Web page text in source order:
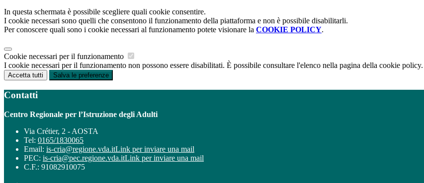
In questa schermata è possibile scegliere quali cookie consentire.
I cookie necessari sono quelli che consentono il funzionamento della piattaforma e non è possibile disabilitarli.
Per conoscere quali sono i cookie necessari al funzionamento potete visionare la COOKIE POLICY.
Cookie necessari per il funzionamento
I cookie necessari per il funzionamento non possono essere disabilitati. È possibile consultare l'elenco nella pagina della cookie policy.
Accetta tutti Salva le preferenze
Contatti
Centro Regionale per l’Istruzione degli Adulti
Via Crétier, 2 - AOSTA
Tel: 0165/1830065
Email: is-cria@regione.vda.itLink per inviare una mail
PEC: is-cria@pec.regione.vda.itLink per inviare una mail
C.F.: 91082910075